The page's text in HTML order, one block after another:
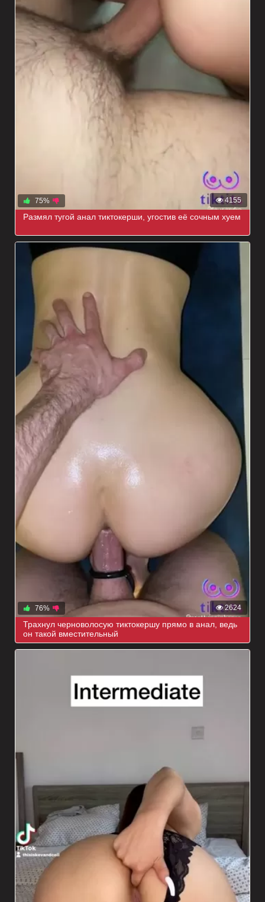
4155
75%
Размял тугой анал тиктокерши, угостив её сочным хуем
2624
76%
Трахнул черноволосую тиктокершу прямо в анал, ведь
он такой вместительный